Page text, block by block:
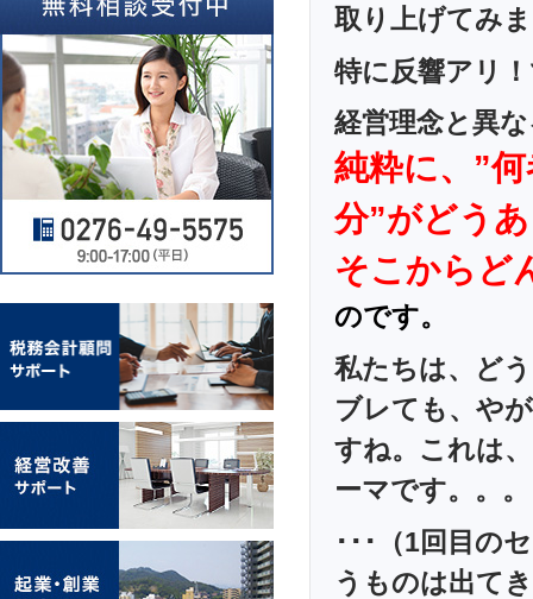
取り上げてみ
特に反響アリ
経営理念と異
純粋に、”
分”がどう
そこからど
のです。
私たちは、ど
ブレても、や
すね。これは
ーマです。。。
･･･（1回目の
うものは出て